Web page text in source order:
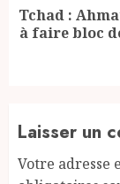
Next
Tchad :
à faire bloc
Laisser un
Votre adresse